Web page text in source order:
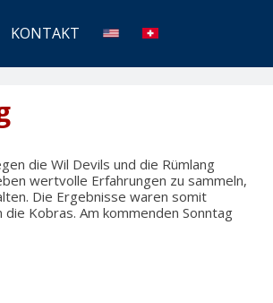
KONTAKT
die Wil Devils und die Rümlang
wertvolle Erfahrungen zu sammeln,
Die Ergebnisse waren somit
Kobras. Am kommenden Sonntag